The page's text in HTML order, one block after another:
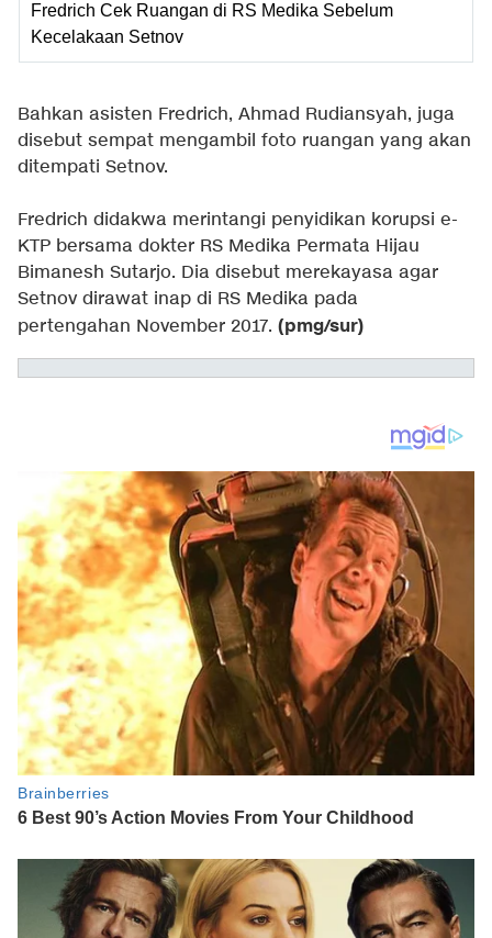
Fredrich Cek Ruangan di RS Medika Sebelum
Kecelakaan Setnov
Bahkan asisten Fredrich, Ahmad Rudiansyah, juga
disebut sempat mengambil foto ruangan yang akan
ditempati Setnov.
Fredrich didakwa merintangi penyidikan korupsi e-
KTP bersama dokter RS Medika Permata Hijau
Bimanesh Sutarjo. Dia disebut merekayasa agar
Setnov dirawat inap di RS Medika pada
pertengahan November 2017. (pmg/sur)